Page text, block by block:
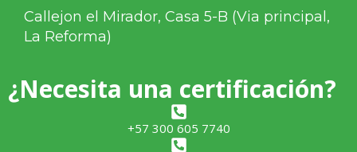
Callejon el Mirador, Casa 5-B (Via principal,
La Reforma)
¿Necesita una certificación?
+57 300 605 7740